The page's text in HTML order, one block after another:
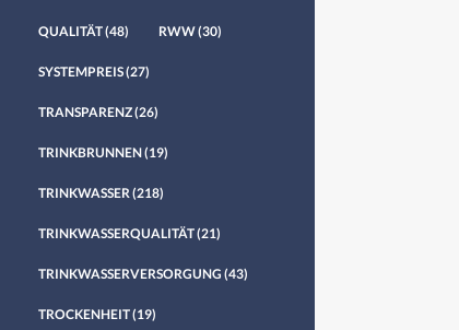
QUALITÄT(48) RWW(30)
SYSTEMPREIS(27)
TRANSPARENZ(26)
TRINKBRUNNEN(19)
TRINKWASSER (218)
TRINKWASSERQUALITÄT(21)
TRINKWASSERVERSORGUNG (43)
TROCKENHEIT(19)